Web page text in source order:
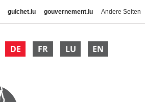
guichet.lu gouvernement.lu Andere Seiten
DE FR LU EN